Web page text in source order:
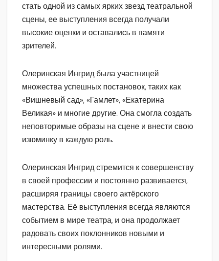
стать одной из самых ярких звезд театральной
сцены, ее выступления всегда получали
высокие оценки и оставались в памяти
зрителей.
Олеринская Ингрид была участницей
множества успешных постановок, таких как
«Вишневый сад», «Гамлет», «Екатерина
Великая» и многие другие. Она смогла создать
неповторимые образы на сцене и внести свою
изюминку в каждую роль.
Олеринская Ингрид стремится к совершенству
в своей профессии и постоянно развивается,
расширяя границы своего актёрского
мастерства. Её выступления всегда являются
событием в мире театра, и она продолжает
радовать своих поклонников новыми и
интересными ролями.